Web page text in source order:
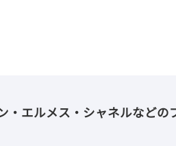
・エルメス・シャネルなどの